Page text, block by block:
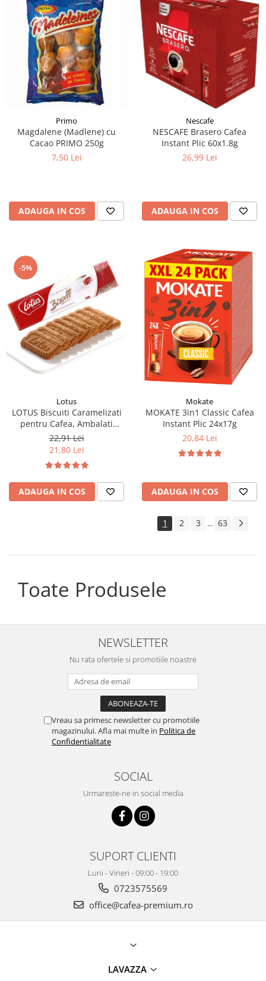
Primo
Magdalene (Madlene) cu
Cacao PRIMO 250g
7,50 Lei
ADAUGA IN COS
Nescafe
NESCAFE Brasero Cafea
Instant Plic 60x1.8g
26,99 Lei
ADAUGA IN COS
-5%
Lotus
LOTUS Biscuiti Caramelizati
pentru Cafea, Ambalati
Individual 50buc 312.5g
22,91 Lei
21,80 Lei
ADAUGA IN COS
Mokate
MOKATE 3in1 Classic Cafea
Instant Plic 24x17g
20,84 Lei
ADAUGA IN COS
1 2 3 ... 63
Toate Produsele
NEWSLETTER
Nu rata ofertele si promotiile noastre
Vreau sa primesc newsletter cu promotiile
magazinului. Afla mai multe in Politica de
Confidentialitate
SOCIAL
Urmareste-ne in social media
SUPORT CLIENTI
Luni - Vineri - 09:00 - 19:00
0723575569
office@cafea-premium.ro
LAVAZZA